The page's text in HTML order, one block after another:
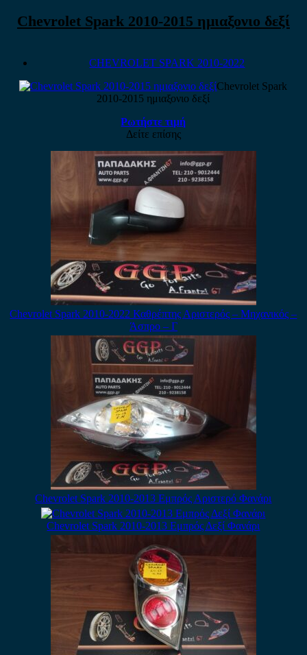
Chevrolet Spark 2010-2015 ημιαξονιο δεξί
CHEVROLET SPARK 2010-2022
Chevrolet Spark
2010-2015 ημιαξονιο δεξί
Ρωτήστε τιμή
Δείτε επίσης
Chevrolet Spark 2010-2022 Καθρέπτης Αριστερός – Μηχανικός –
Άσπρο – Γ
Chevrolet Spark 2010-2013 Εμπρός Αριστερό Φανάρι
Chevrolet Spark 2010-2013 Εμπρός Δεξί Φανάρι